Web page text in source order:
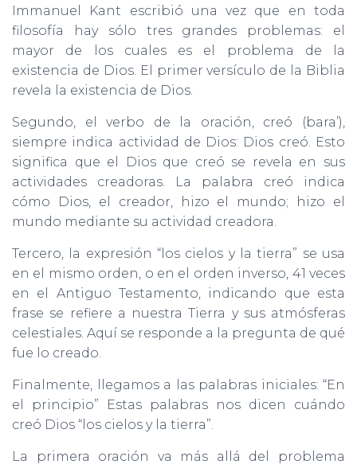
C
I
Ó
Immanuel Kant escribió una vez que en toda
filosofía hay sólo tres grandes problemas: el
mayor de los cuales es el problema de la
existencia de Dios. El primer versículo de la Biblia
revela la existencia de Dios.
Segundo, el verbo de la oración, creó (bara’),
siempre indica actividad de Dios: Dios creó. Esto
significa que el Dios que creó se revela en sus
actividades creadoras. La palabra creó indica
cómo Dios, el creador, hizo el mundo; hizo el
mundo mediante su actividad creadora.
Tercero, la expresión “los cielos y la tierra” se usa
en el mismo orden, o en el orden inverso, 41 veces
en el Antiguo Testamento, indicando que esta
frase se refiere a nuestra Tierra y sus atmósferas
celestiales. Aquí se responde a la pregunta de qué
fue lo creado.
Finalmente, llegamos a las palabras iniciales: “En
el principio” Estas palabras nos dicen cuándo
creó Dios “los cielos y la tierra”.
La primera oración va más allá del problema